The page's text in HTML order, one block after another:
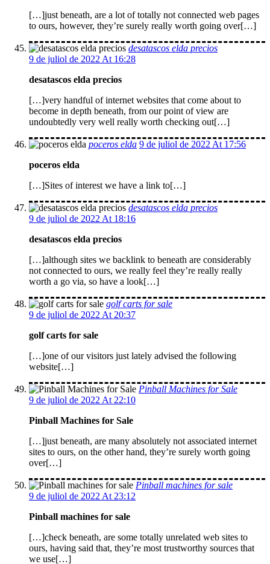
[…]just beneath, are a lot of totally not connected web pages
to ours, however, they’re surely really worth going over[…]
desatascos elda precios
9 de juliol de 2022 At 16:28
desatascos elda precios
[…]very handful of internet websites that come about to
become in depth beneath, from our point of view are
undoubtedly very well really worth checking out[…]
poceros elda 9 de juliol de 2022 At 17:56
poceros elda
[…]Sites of interest we have a link to[…]
desatascos elda precios
9 de juliol de 2022 At 18:16
desatascos elda precios
[…]although sites we backlink to beneath are considerably
not connected to ours, we really feel they’re really really
worth a go via, so have a look[…]
golf carts for sale
9 de juliol de 2022 At 20:37
golf carts for sale
[…]one of our visitors just lately advised the following
website[…]
Pinball Machines for Sale
9 de juliol de 2022 At 22:10
Pinball Machines for Sale
[…]just beneath, are many absolutely not associated internet
sites to ours, on the other hand, they’re surely worth going
over[…]
Pinball machines for sale
9 de juliol de 2022 At 23:12
Pinball machines for sale
[…]check beneath, are some totally unrelated web sites to
ours, having said that, they’re most trustworthy sources that
we use[…]